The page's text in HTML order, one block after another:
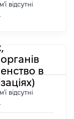
відсутні
в
відсутні